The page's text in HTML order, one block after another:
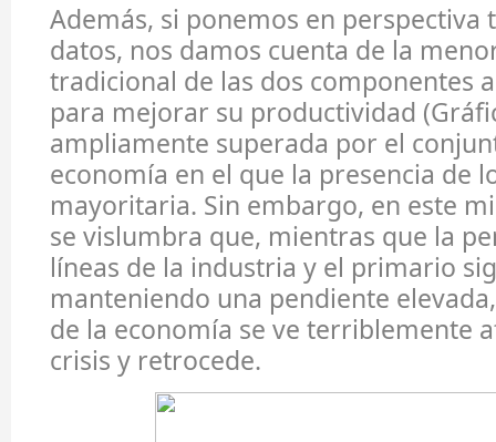
Además, si ponemos en perspectiva
datos, nos damos cuenta de la
tradicional de las dos componentes
para mejorar su productividad
ampliamente superada por el
economía en el que la presencia de
mayoritaria. Sin embargo, en este
se vislumbra que, mientras que la
líneas de la industria y el primario
manteniendo una pendiente
de la economía se ve terriblemente
crisis y retrocede.